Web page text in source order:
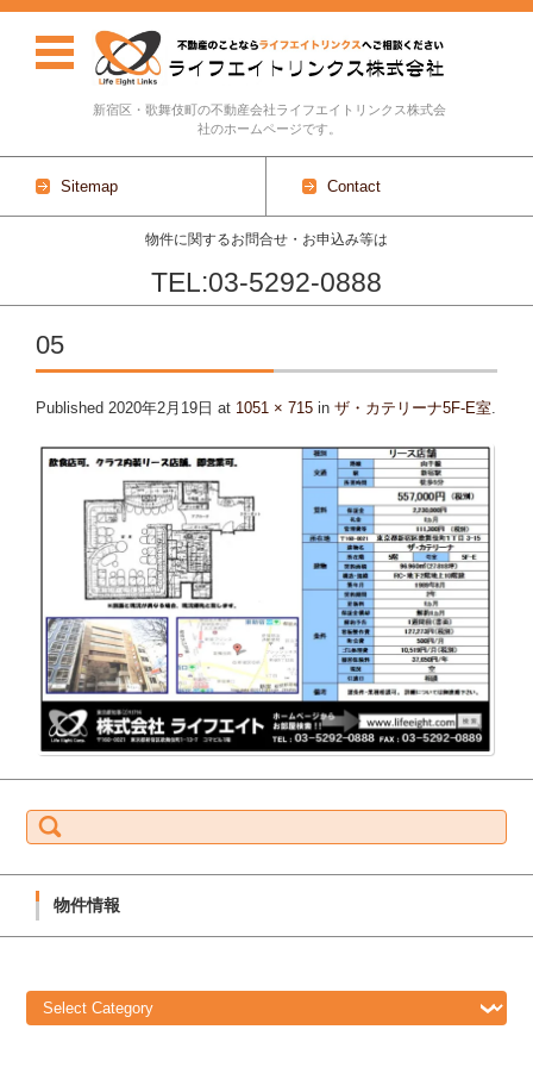
新宿区・歌舞伎町の不動産会社ライフエイトリンクス株式会
社のホームページです。
Sitemap Contact
物件に関するお問合せ・お申込み等は
TEL:03-5292-0888
Skip to content
05
Published 2020年2月19日 at 1051 × 715 in ザ・カテリーナ5F-E室
e
a
物件情報